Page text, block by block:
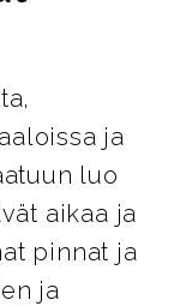
ja
luo
aikaa ja
pinnat ja
ja